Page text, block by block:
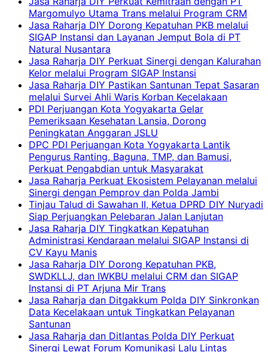
Margomulyo Utama Trans melalui Program CRM
Jasa Raharja DIY Dorong Kepatuhan PKB melalui
SIGAP Instansi dan Layanan Jemput Bola di PT
Natural Nusantara
Jasa Raharja DIY Perkuat Sinergi dengan Kalurahan
Kelor melalui Program SIGAP Instansi
Jasa Raharja DIY Pastikan Santunan Tepat Sasaran
melalui Survei Ahli Waris Korban Kecelakaan
PDI Perjuangan Kota Yogyakarta Gelar
Pemeriksaan Kesehatan Lansia, Dorong
Peningkatan Anggaran JSLU
DPC PDI Perjuangan Kota Yogyakarta Lantik
Pengurus Ranting, Baguna, TMP, dan Bamusi,
Perkuat Pengabdian untuk Masyarakat
Jasa Raharja Perkuat Ekosistem Pelayanan melalui
Sinergi dengan Pemprov dan Polda Jambi
Tinjau Talud di Sawahan II, Ketua DPRD DIY Nuryadi
Siap Perjuangkan Pelebaran Jalan Lanjutan
Jasa Raharja DIY Tingkatkan Kepatuhan
Administrasi Kendaraan melalui SIGAP Instansi di
CV Kayu Manis
Jasa Raharja DIY Dorong Kepatuhan PKB,
SWDKLLJ, dan IWKBU melalui CRM dan SIGAP
Instansi di PT Arjuna Mir Trans
Jasa Raharja dan Ditgakkum Polda DIY Sinkronkan
Data Kecelakaan untuk Tingkatkan Pelayanan
Santunan
Jasa Raharja dan Ditlantas Polda DIY Perkuat
Sinergi Lewat Forum Komunikasi Lalu Lintas